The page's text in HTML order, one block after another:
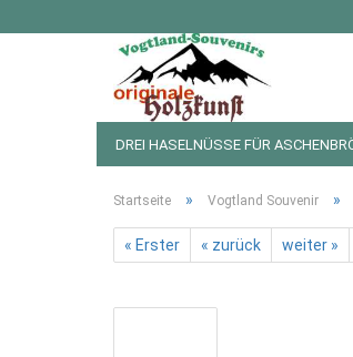
DREI HASELNÜSSE FÜR
Startseite » Vogtland Souvenir »
« Erster « zurück weiter »